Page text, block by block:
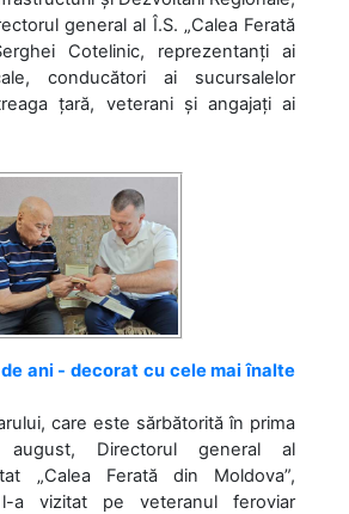
general al Î.S. „Calea Ferată
Cotelinic, reprezentanți ai
conducători ai sucursalelor
țară, veterani și angajați ai
ani - decorat cu cele mai înalte
care este sărbătorită în prima
Directorul general al
„Calea Ferată din Moldova”,
l-a vizitat pe veteranul feroviar